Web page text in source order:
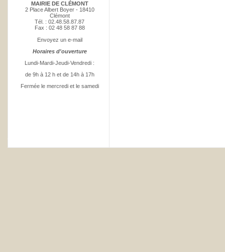
MAIRIE DE CLÉMONT
2 Place Albert Boyer - 18410
Clémont
Tél. : 02.48.58.87.87
Fax : 02 48 58 87 88
Envoyez un e-mail
Horaires d'ouverture
Lundi-Mardi-Jeudi-Vendredi :
de 9h à 12 h et de 14h à 17h
Fermée le mercredi et le samedi